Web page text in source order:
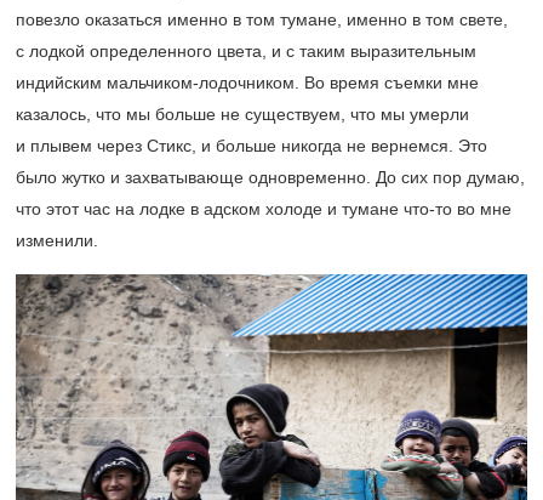
повезло оказаться именно в том тумане, именно в том свете,
с лодкой определенного цвета, и с таким выразительным
индийским мальчиком-лодочником. Во время съемки мне
казалось, что мы больше не существуем, что мы умерли
и плывем через Стикс, и больше никогда не вернемся. Это
было жутко и захватывающе одновременно. До сих пор думаю,
что этот час на лодке в адском холоде и тумане что-то во мне
изменили.